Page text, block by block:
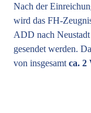
Nach der
wird das FH-
ADD nach
gesendet werden.
von insgesamt ca. 2